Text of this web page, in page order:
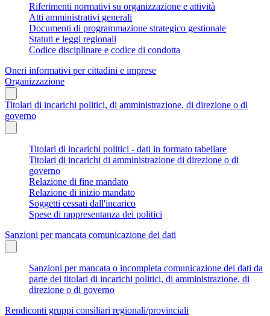
Riferimenti normativi su organizzazione e attività
Atti amministrativi generali
Documenti di programmazione strategico gestionale
Statuti e leggi regionali
Codice disciplinare e codice di condotta
Oneri informativi per cittadini e imprese
Organizzazione
Titolari di incarichi politici, di amministrazione, di direzione o di
governo
Titolari di incarichi politici - dati in formato tabellare
Titolari di incarichi di amministrazione di direzione o di
governo
Relazione di fine mandato
Relazione di inizio mandato
Soggetti cessati dall'incarico
Spese di rappresentanza dei politici
Sanzioni per mancata comunicazione dei dati
Sanzioni per mancata o incompleta comunicazione dei dati da
parte dei titolari di incarichi politici, di amministrazione, di
direzione o di governo
Rendiconti gruppi consiliari regionali/provinciali